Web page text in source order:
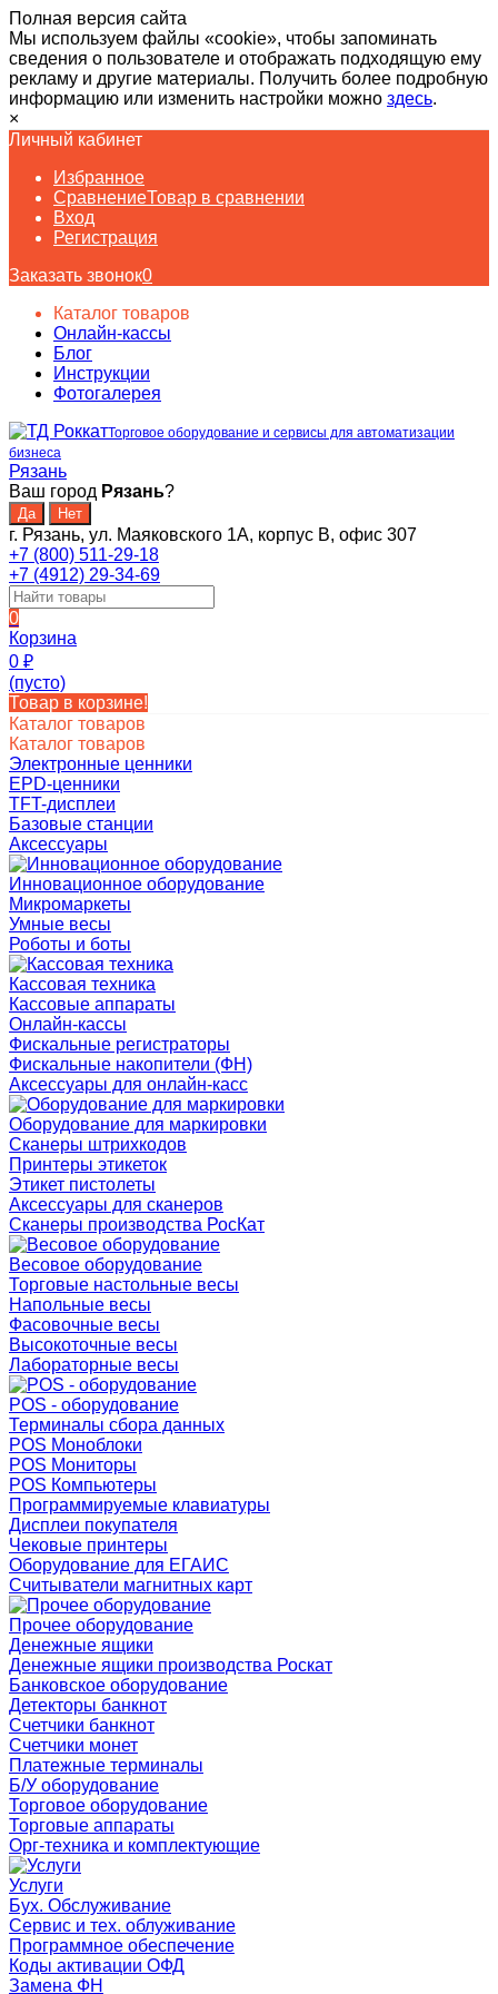
Полная версия сайта
Мы используем файлы «cookie», чтобы запоминать
сведения о пользователе и отображать подходящую ему
рекламу и другие материалы. Получить более подробную
информацию или изменить настройки можно здесь.
×
Личный кабинет
Избранное
СравнениеТовар в сравнении
Вход
Регистрация
Заказать звонок0
Каталог товаров
Онлайн-кассы
Блог
Инструкции
Фотогалерея
Торговое оборудование и сервисы для автоматизации
бизнеса
Рязань
Ваш город Рязань?
г. Рязань, ул. Маяковского 1А, корпус B, офис 307
+7 (800) 511-29-18
+7 (4912) 29-34-69
0
Корзина
0 ₽
(пусто)
Товар в корзине!
Каталог товаров
Каталог товаров
Электронные ценники
EPD-ценники
TFT-дисплеи
Базовые станции
Аксессуары
Инновационное оборудование
Микромаркеты
Умные весы
Роботы и боты
Кассовая техника
Кассовые аппараты
Онлайн-кассы
Фискальные регистраторы
Фискальные накопители (ФН)
Аксессуары для онлайн-касс
Оборудование для маркировки
Сканеры штрихкодов
Принтеры этикеток
Этикет пистолеты
Аксессуары для сканеров
Сканеры производства РосКат
Весовое оборудование
Торговые настольные весы
Напольные весы
Фасовочные весы
Высокоточные весы
Лабораторные весы
POS - оборудование
Терминалы сбора данных
POS Моноблоки
POS Мониторы
POS Компьютеры
Программируемые клавиатуры
Дисплеи покупателя
Чековые принтеры
Оборудование для ЕГАИС
Считыватели магнитных карт
Прочее оборудование
Денежные ящики
Денежные ящики производства Роскат
Банковское оборудование
Детекторы банкнот
Счетчики банкнот
Счетчики монет
Платежные терминалы
Б/У оборудование
Торговое оборудование
Торговые аппараты
Орг-техника и комплектующие
Услуги
Бух. Обслуживание
Сервис и тех. облуживание
Программное обеспечение
Коды активации ОФД
Замена ФН